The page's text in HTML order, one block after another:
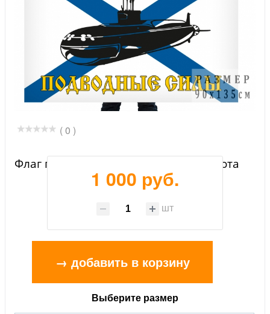
( 0 )
Флаг подводных сил Балтийского флота
1 000 руб.
шт
→ добавить в корзину
Выберите размер